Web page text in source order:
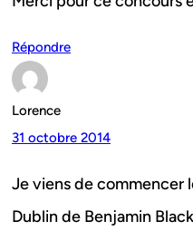
Répondre
Lorence
31 octobre 2014
Je viens de commencer
Dublin de Benjamin